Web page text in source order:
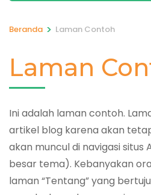
Beranda > Laman Contoh
Laman
Ini adalah laman contoh.
artikel blog karena akan
akan muncul di navigasi situs
besar tema). Kebanyakan
laman “Tentang” yang